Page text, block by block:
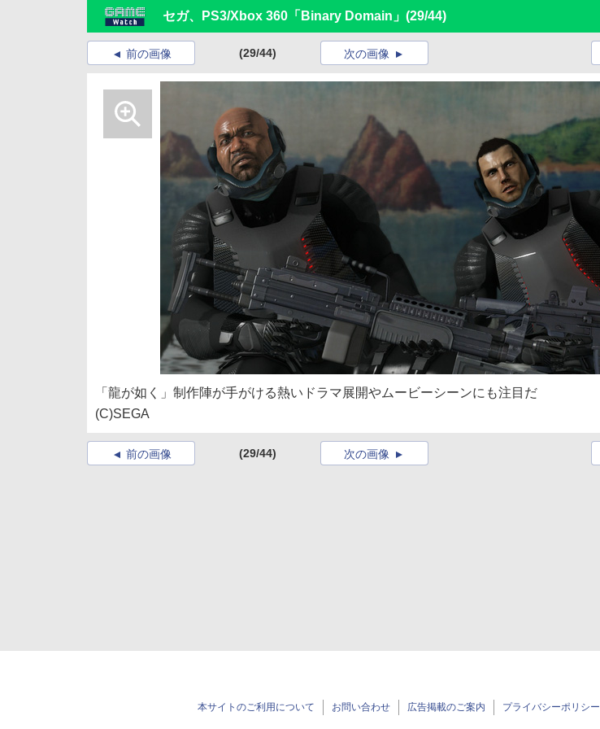
セガ、PS3/Xbox 360「Binary Domain」 (29/44)
前の画像 (29/44) 次の画像
「龍が如く」制作陣が手がける熱いドラマ展開やムービーシーンにも注目だ
(C)SEGA
前の画像 (29/44) 次の画像
本サイトのご利用について お問い合わせ 広告掲載のご案内 プライバシーポリシー